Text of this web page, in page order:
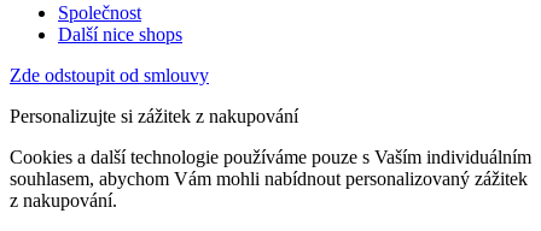
Společnost
Další nice shops
Zde odstoupit od smlouvy
Personalizujte si zážitek z nakupování
Cookies a další technologie používáme pouze s Vaším individuálním
souhlasem, abychom Vám mohli nabídnout personalizovaný zážitek
z nakupování.